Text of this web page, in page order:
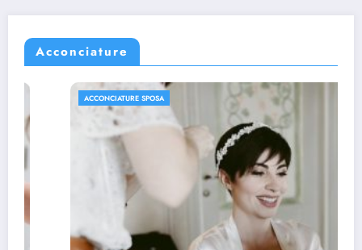
Acconciature
ACCONCIATURE SPOSA